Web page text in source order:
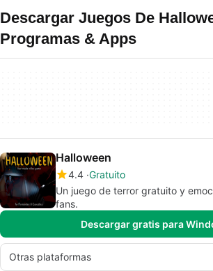
Descargar Juegos De
Programas & Apps
Halloween
4.4 Gratuito
Un juego de terror gratuito y
fans.
Descargar gratis para
Otras plataformas